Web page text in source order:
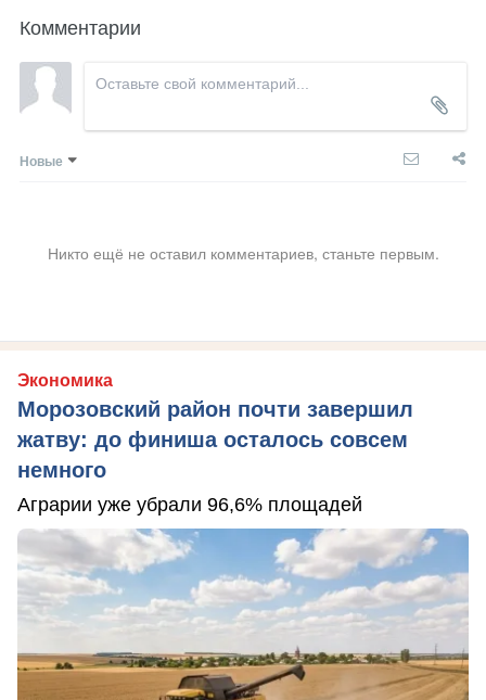
Комментарии
Новые
Никто ещё не оставил комментариев, станьте первым.
Экономика
Морозовский район почти завершил
жатву: до финиша осталось совсем
немного
Аграрии уже убрали 96,6% площадей